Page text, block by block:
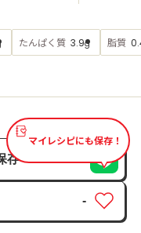
たんぱく質 3.9g 脂質
マイレシピにも保存！
存
-